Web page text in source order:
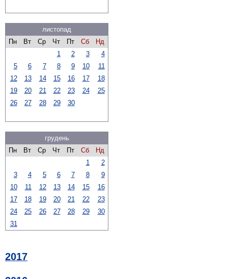
листопад
Пн
Вт Ср Чт Пт Сб
Нд
1
2 3
4
5
6 7 8 9 10
11
12
13 14 15 16 17
18
19
20 21 22 23 24
25
26
27 28 29 30
грудень
Пн
Вт Ср Чт Пт Сб
Нд
1
2
3
4 5 6 7 8
9
10
11 12 13 14 15
16
17
18 19 20 21 22
23
24
25 26 27 28 29
30
31
2017